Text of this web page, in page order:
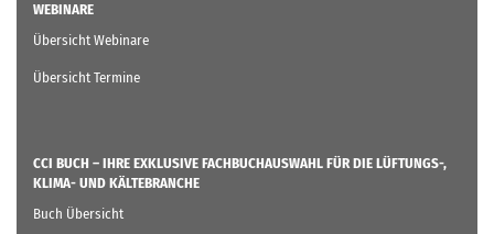
WEBINARE
Übersicht Webinare
Übersicht Termine
CCI BUCH – IHRE EXKLUSIVE FACHBUCHAUSWAHL FÜR DIE LÜFTUNGS-,
KLIMA- UND KÄLTEBRANCHE
Buch Übersicht